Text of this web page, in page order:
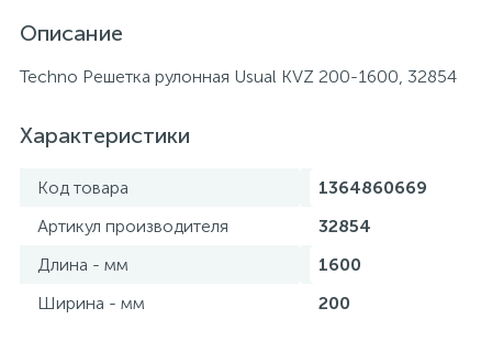
Описание
Techno Решетка рулонная Usual KVZ 200-1600, 32854
Характеристики
Код товара
1364860669
Артикул производителя
32854
Длина - мм
1600
Ширина - мм
200